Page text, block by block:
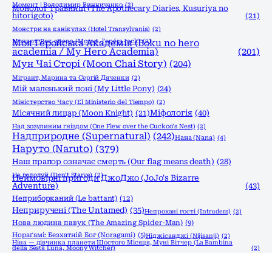
Момент | Володимир Винниченко (2)
Монолог Травниці (The Apothecary Diaries, Kusuriya no
hitorigoto)
(21)
Монстри на канікулах (Hotel Transylvania) (2)
Моцарт. Рок опера (Mozart, l'opéra rock) (2)
Моя Геройська Академія (Boku no hero
academia / My Hero Academia)
(201)
Мун Чаі Сторі (Moon Chai Story) (204)
Мігрант, Марина та Сергій Дяченки (2)
Мій маленький поні (My Little Pony) (24)
Міністерство Часу (El Ministerio del Tiempo) (2)
Місячний лицар (Moon Knight) (21)Міфологія (40)
Над зозулиним гніздом (One Flew over the Cuckoo's Nest) (2)
Надприродне (Supernatural) (242)Нана (Nana) (4)
Наруто (Naruto) (379)
Наш прапор означає смерть (Our flag means death) (28)
Не голодуй (Don't Starve) (2)
Неймовірні пригоди ДжоДжо (JoJo's Bizarre
Adventure)
(43)
Неприборканий (Le battant) (12)
Неприручені (The Untamed) (35)Непрохані гості (Intruders) (2)
Нова людина павук (The Amazing Spider-Man) (9)
Нораґамі: Безхатній Бог (Noragami) (5)Ніджісанджі (Nijisanji) (2)
Ніна — дівчинка планети Шостого Місяця, Муні Вітчер (La Bambina
della Sesta Luna, Moony Witcher)
(2)